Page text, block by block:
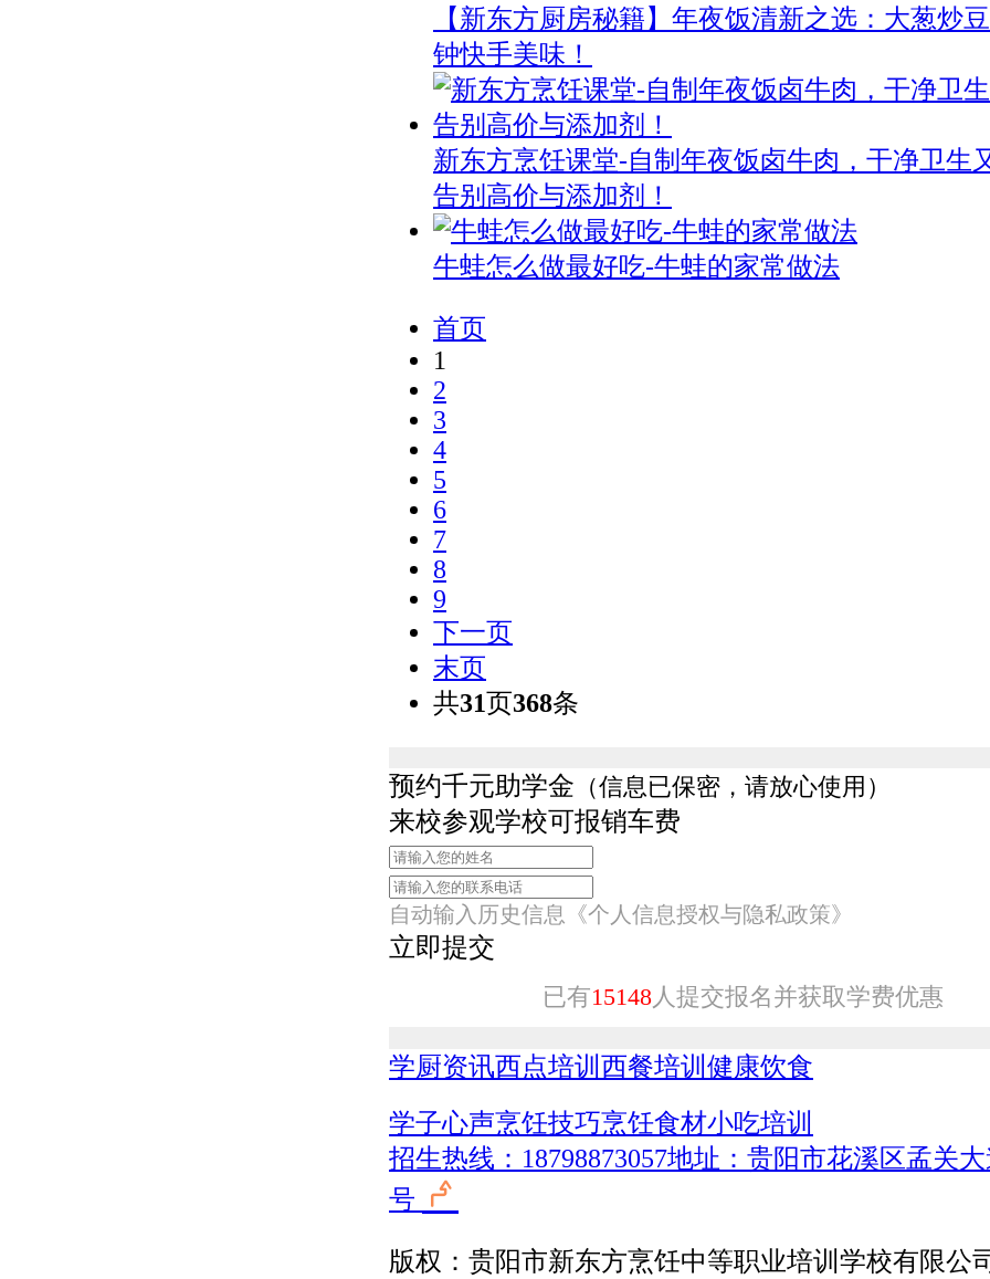
【新东方厨房秘籍】年夜饭清新之选：大葱炒
钟快手美味！
新东方烹饪课堂-自制年夜饭卤牛肉，干净卫生
告别高价与添加剂！
牛蛙怎么做最好吃-牛蛙的家常做法
首页
1
2
3
4
5
6
7
8
9
下一页
末页
共31页368条
预约千元助学金 （信息已保密，请放心使用）
来校参观学校可报销车费
自动输入历史信息 《个人信息授权与隐私政策》
立即提交
已有15148人提交报名并获取学费优惠
学厨资讯西点培训 西餐培训 健康饮食
学子心声烹饪技巧烹饪食材小吃培训
招生热线：18798873057地址：贵阳市花溪区孟关大
号
版权：贵阳市新东方烹饪中等职业培训学校有限公